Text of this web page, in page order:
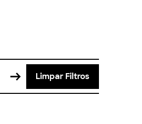
Limpar Filtros